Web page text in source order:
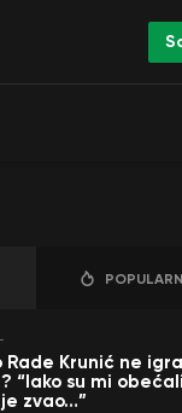
Rade Krunić ne
“Iako su mi
zvao…”